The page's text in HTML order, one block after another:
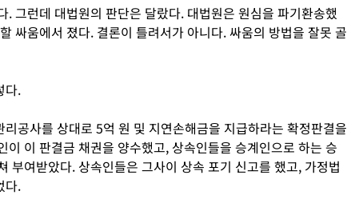
. 그런데 대법원의 판단은 달랐다. 대법원은 원심을 파기환송했
싸움에서 졌다. 결론이 틀려서가 아니다. 싸움의 방법을 잘못 골
다.
공사를 상대로 5억 원 및 지연손해금을 지급하라는 확정판결을
이 이 판결금 채권을 양수했고, 상속인들을 승계인으로 하는 승
부여받았다. 상속인들은 그사이 상속 포기 신고를 했고, 가정법
다.